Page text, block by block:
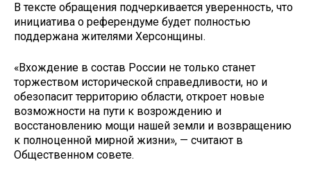
В тексте обращения подчеркивается уверенность, что
инициатива о референдуме будет полностью
поддержана жителями Херсонщины.
«Вхождение в состав России не только станет
торжеством исторической справедливости, но и
обезопасит территорию области, откроет новые
возможности на пути к возрождению и
восстановлению мощи нашей земли и возвращению
к полноценной мирной жизни», — считают в
Общественном совете.